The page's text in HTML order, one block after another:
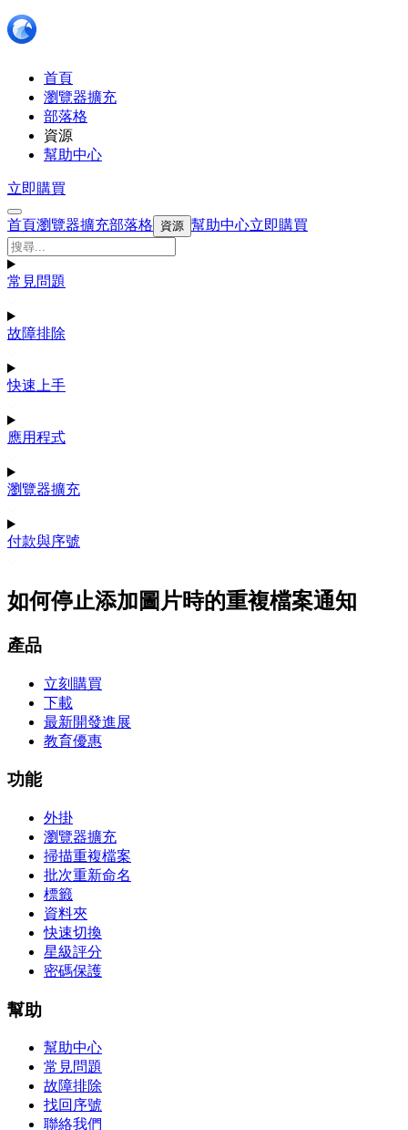
首頁
瀏覽器擴充
部落格
資源
幫助中心
立即購買
首頁瀏覽器擴充部落格 資源 幫助中心立即購買
常見問題
故障排除
快速上手
應用程式
瀏覽器擴充
付款與序號
如何停止添加圖片時的重複檔案通知
產品
立刻購買
下載
最新開發進展
教育優惠
功能
外掛
瀏覽器擴充
掃描重複檔案
批次重新命名
標籤
資料夾
快速切換
星級評分
密碼保護
幫助
幫助中心
常見問題
故障排除
找回序號
聯絡我們